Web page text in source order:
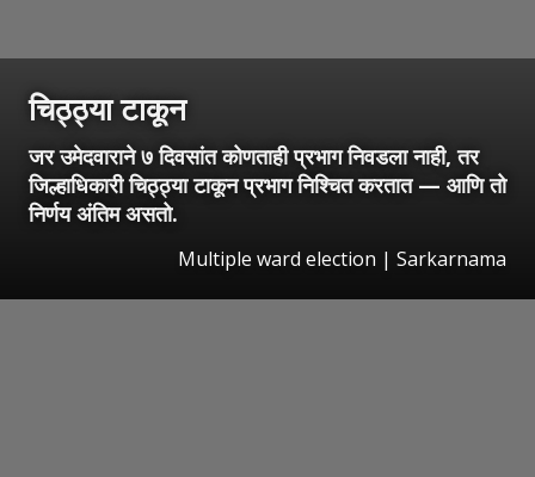
चिठ्ठ्या टाकून
जर उमेदवाराने ७ दिवसांत कोणताही प्रभाग निवडला नाही, तर
जिल्हाधिकारी चिठ्ठ्या टाकून प्रभाग निश्चित करतात — आणि तो
निर्णय अंतिम असतो.
Multiple ward election | Sarkarnama